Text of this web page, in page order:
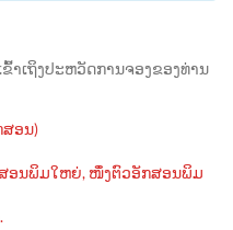
ຂົ້າເຖິງປະຫວັດການຈອງຂອງທ່ານ
ສອນ)
ອນພິມໃຫຍ່, ໜຶ່ງຕົວອັກສອນພິມ